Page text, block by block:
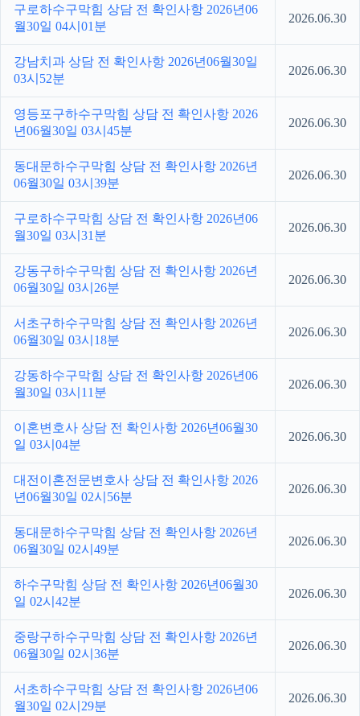
구로하수구막힘 상담 전 확인사항 2026년06
월30일 04시01분
2026.06.30
강남치과 상담 전 확인사항 2026년06월30일
03시52분
2026.06.30
영등포구하수구막힘 상담 전 확인사항 2026
년06월30일 03시45분
2026.06.30
동대문하수구막힘 상담 전 확인사항 2026년
06월30일 03시39분
2026.06.30
구로하수구막힘 상담 전 확인사항 2026년06
월30일 03시31분
2026.06.30
강동구하수구막힘 상담 전 확인사항 2026년
06월30일 03시26분
2026.06.30
서초구하수구막힘 상담 전 확인사항 2026년
06월30일 03시18분
2026.06.30
강동하수구막힘 상담 전 확인사항 2026년06
월30일 03시11분
2026.06.30
이혼변호사 상담 전 확인사항 2026년06월30
일 03시04분
2026.06.30
대전이혼전문변호사 상담 전 확인사항 2026
년06월30일 02시56분
2026.06.30
동대문하수구막힘 상담 전 확인사항 2026년
06월30일 02시49분
2026.06.30
하수구막힘 상담 전 확인사항 2026년06월30
일 02시42분
2026.06.30
중랑구하수구막힘 상담 전 확인사항 2026년
06월30일 02시36분
2026.06.30
서초하수구막힘 상담 전 확인사항 2026년06
월30일 02시29분
2026.06.30